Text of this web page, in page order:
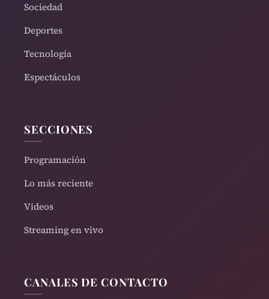
Sociedad
Deportes
Tecnología
Espectáculos
SECCIONES
Programación
Lo más reciente
Videos
Streaming en vivo
CANALES DE CONTACTO